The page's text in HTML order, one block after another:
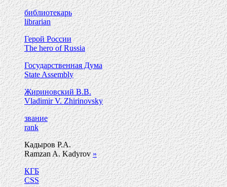
библиотекарь
librarian
Герой России
The hero of Russia
Государственная Дума
State Assembly
Жириновский В.В.
Vladimir V. Zhirinovsky
звание
rank
Кадыров Р.А.
Ramzan A. Kadyrov»
КГБ
CSS